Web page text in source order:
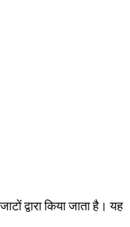
द्वारा किया जाता है। यह